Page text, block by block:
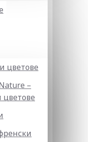
цветове
–
цветове